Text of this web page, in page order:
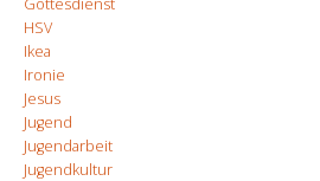
HSV
Ikea
Ironie
Jesus
Jugend
Jugendarbeit
Jugendkultur